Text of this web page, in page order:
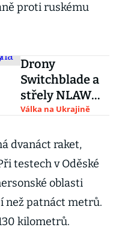
proti ruskému
Drony
Switchblade a
střely NLAW
brání Ukrajinu.
trhají stíhačky
na kusy
Válka na Ukrajině
dvanáct raket,
testech v Oděské
oblasti
než patnáct metrů.
kilometrů.